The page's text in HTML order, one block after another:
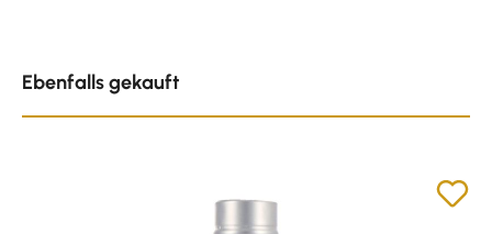
Ebenfalls gekauft